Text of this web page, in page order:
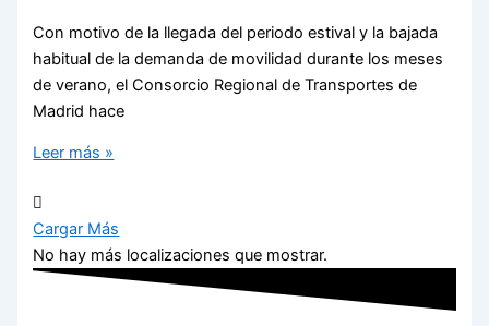
Con motivo de la llegada del periodo estival y la bajada
habitual de la demanda de movilidad durante los meses
de verano, el Consorcio Regional de Transportes de
Madrid hace
Leer más »
Cargar Más
No hay más localizaciones que mostrar.